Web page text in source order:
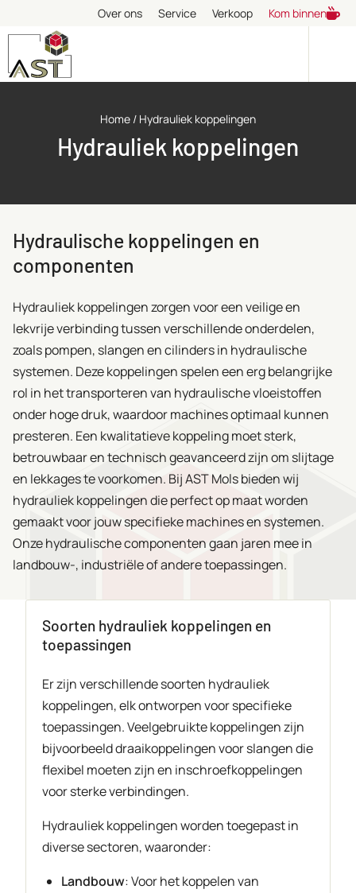
Over ons Service Verkoop Kom binnen
Home / Hydrauliek koppelingen
Hydrauliek koppelingen
Hydraulische koppelingen en
componenten
Hydrauliek koppelingen zorgen voor een veilige en
lekvrije verbinding tussen verschillende onderdelen,
zoals pompen, slangen en cilinders in hydraulische
systemen. Deze koppelingen spelen een erg belangrijke
rol in het transporteren van hydraulische vloeistoffen
onder hoge druk, waardoor machines optimaal kunnen
presteren. Een kwalitatieve koppeling moet sterk,
betrouwbaar en technisch geavanceerd zijn om slijtage
en lekkages te voorkomen. Bij AST Mols bieden wij
hydrauliek koppelingen die perfect op maat worden
gemaakt voor jouw specifieke machines en systemen.
Onze hydraulische componenten gaan jaren mee in
landbouw-, industriële of andere toepassingen.
Soorten hydrauliek koppelingen en
toepassingen
Er zijn verschillende soorten hydrauliek
koppelingen, elk ontworpen voor specifieke
toepassingen. Veelgebruikte koppelingen zijn
bijvoorbeeld draaikoppelingen voor slangen die
flexibel moeten zijn en inschroefkoppelingen
voor sterke verbindingen.
Hydrauliek koppelingen worden toegepast in
diverse sectoren, waaronder:
Landbouw: Voor het koppelen van